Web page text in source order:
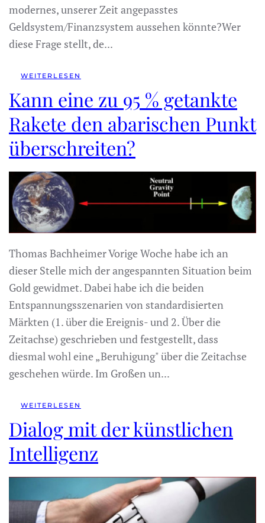
modernes, unserer Zeit angepasstes
Geldsystem/Finanzsystem aussehen könnte?Wer
diese Frage stellt, de...
WEITERLESEN
Kann eine zu 95 % getankte
Rakete den abarischen Punkt
überschreiten?
Thomas Bachheimer Vorige Woche habe ich an
dieser Stelle mich der angespannten Situation beim
Gold gewidmet. Dabei habe ich die beiden
Entspannungsszenarien von standardisierten
Märkten (1. über die Ereignis- und 2. Über die
Zeitachse) geschrieben und festgestellt, dass
diesmal wohl eine „Beruhigung" über die Zeitachse
geschehen würde. Im Großen un...
WEITERLESEN
Dialog mit der künstlichen
Intelligenz